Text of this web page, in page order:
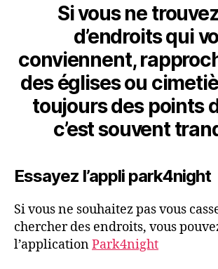
Si vous ne
d’endroits qui
conviennent,
des églises ou
toujours des points
c’est souvent
Essayez l’appli park4night
Si vous ne souhaitez pas vous
chercher des endroits, vous
l’applicationPark4night